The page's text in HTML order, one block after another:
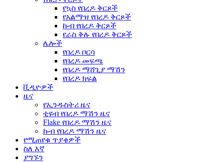
የኳስ የበረዶ ቅርጾች
የአልማዝ የበረዶ ቅርጾች
ኩብ የበረዶ ቅርጾች
የራስ ቅሉ የበረዶ ቅርጾች
ሌሎች
የበረዶ ቦርሳ
የበረዶ መፍጫ
የበረዶ ማሸጊያ ማሽን
የበረዶ ክፍል
ቪዲዮዎች
ዜና
የኢንዱስትሪ ዜና
ቲዩብ የበረዶ ማሽን ዜና
Flake የበረዶ ማሽን ዜና
ኩብ የበረዶ ማሽን ዜና
የሚጠየቁ ጥያቄዎች
ስለ እኛ
ያግኙን